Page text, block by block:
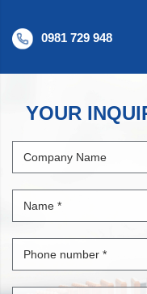
0981 729 948
YOUR